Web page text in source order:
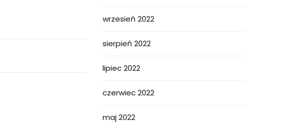
wrzesień 2022
sierpień 2022
lipiec 2022
czerwiec 2022
maj 2022